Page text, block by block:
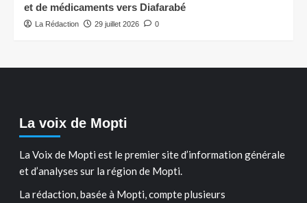
et de médicaments vers Diafarabé
La Rédaction 29 juillet 2026 0
La voix de Mopti
La Voix de Mopti est le premier site d’information générale
et d’analyses sur la région de Mopti.
La rédaction, basée à Mopti, compte plusieurs